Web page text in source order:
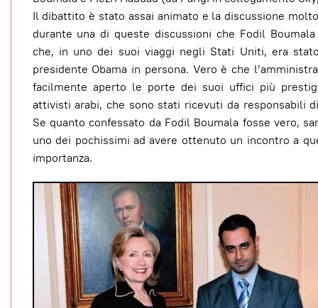
Il dibattito è stato assai animato e la discussione
durante una di queste discussioni che Fodil
che, in uno dei suoi viaggi negli Stati Uniti, era
presidente Obama in persona. Vero è che
facilmente aperto le porte dei suoi uffici più
attivisti arabi, che sono stati ricevuti da responsabili
Se quanto confessato da Fodil Boumala fosse vero,
uno dei pochissimi ad avere ottenuto un incontro a
importanza.